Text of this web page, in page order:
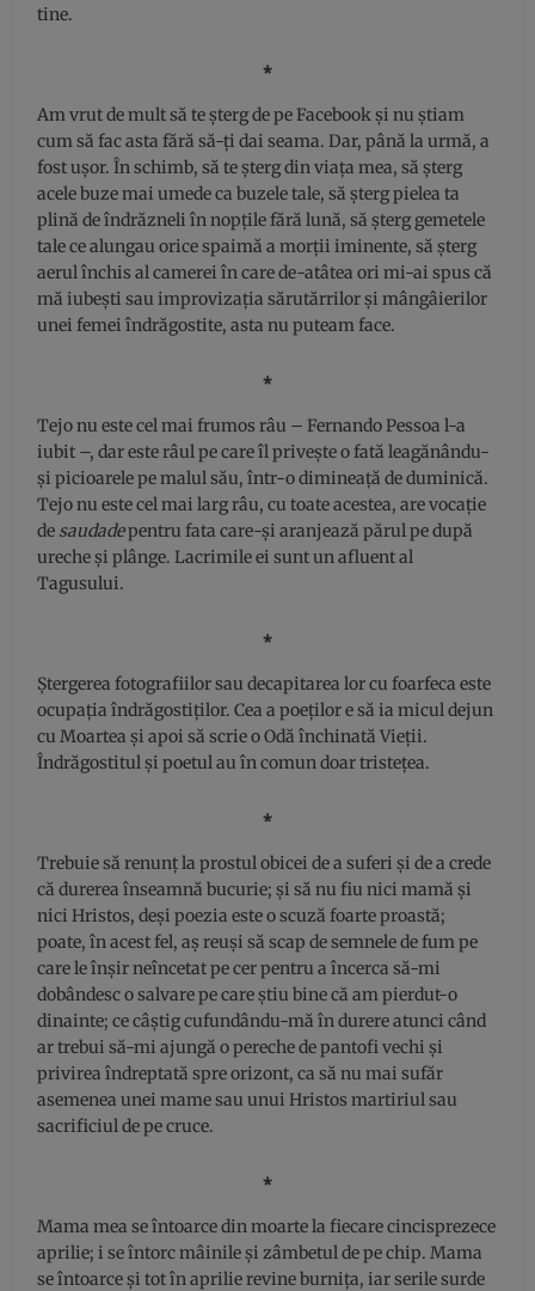
tine.
⁎
Am vrut de mult să te șterg de pe Facebook și nu știam
cum să fac asta fără să-ți dai seama. Dar, până la urmă, a
fost ușor. În schimb, să te șterg din viața mea, să șterg
acele buze mai umede ca buzele tale, să șterg pielea ta
plină de îndrăzneli în nopțile fără lună, să șterg gemetele
tale ce alungau orice spaimă a morții iminente, să șterg
aerul închis al camerei în care de-atâtea ori mi-ai spus că
mă iubești sau improvizația sărutărrilor și mângâierilor
unei femei îndrăgostite, asta nu puteam face.
⁎
Tejo nu este cel mai frumos râu – Fernando Pessoa l-a
iubit –, dar este râul pe care îl privește o fată leagănându-
și picioarele pe malul său, într-o dimineață de duminică.
Tejo nu este cel mai larg râu, cu toate acestea, are vocație
de saudadepentru fata care-și aranjează părul pe după
ureche și plânge. Lacrimile ei sunt un afluent al
Tagusului.
⁎
Ștergerea fotografiilor sau decapitarea lor cu foarfeca este
ocupația îndrăgostiților. Cea a poeților e să ia micul dejun
cu Moartea și apoi să scrie o Odă închinată Vieții.
Îndrăgostitul și poetul au în comun doar tristețea.
⁎
Trebuie să renunț la prostul obicei de a suferi și de a crede
că durerea înseamnă bucurie; și să nu fiu nici mamă și
nici Hristos, deși poezia este o scuză foarte proastă;
poate, în acest fel, aș reuși să scap de semnele de fum pe
care le înșir neîncetat pe cer pentru a încerca să-mi
dobândesc o salvare pe care știu bine că am pierdut-o
dinainte; ce câștig cufundându-mă în durere atunci când
ar trebui să-mi ajungă o pereche de pantofi vechi și
privirea îndreptată spre orizont, ca să nu mai sufăr
asemenea unei mame sau unui Hristos martiriul sau
sacrificiul de pe cruce.
⁎
Mama mea se întoarce din moarte la fiecare cincisprezece
aprilie; i se întorc mâinile și zâmbetul de pe chip. Mama
se întoarce și tot în aprilie revine burnița, iar serile surde